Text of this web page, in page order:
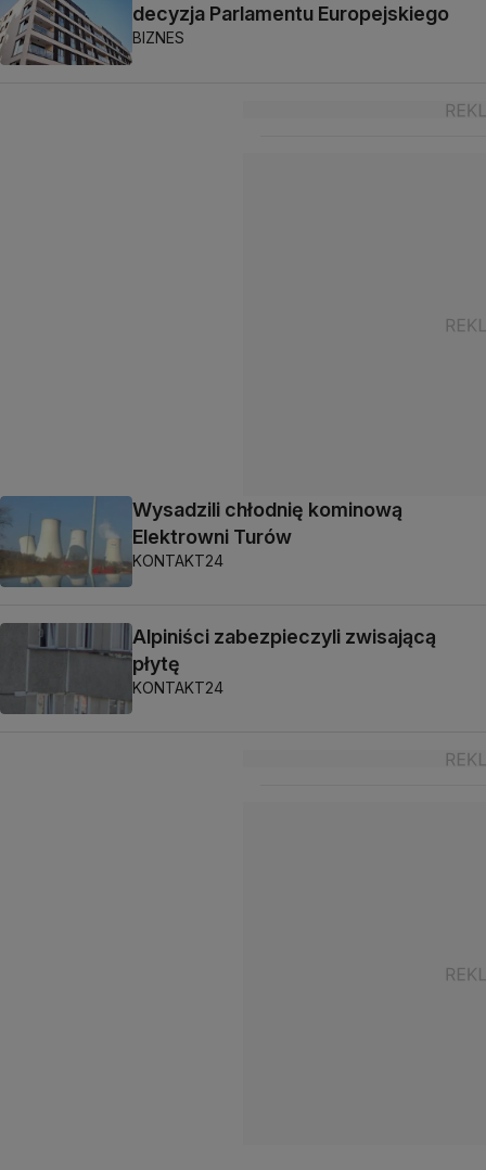
decyzja Parlamentu Europejskiego
BIZNES
Wysadzili chłodnię kominową
Elektrowni Turów
KONTAKT24
Alpiniści zabezpieczyli zwisającą
płytę
KONTAKT24